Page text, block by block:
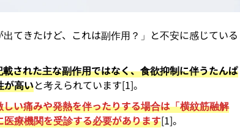
てきたけど、これは副作用？」と不安に感じている
された主な副作用ではなく、食欲抑制に伴うたんぱ
が高いと考えられています[1]。
い痛みや発熱を伴ったりする場合は「横紋筋融解
療機関を受診する必要があります[1]。